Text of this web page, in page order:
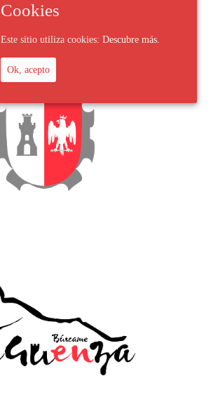
Cookies
Este sitio utiliza cookies: Descubre más.
Ok, acepto